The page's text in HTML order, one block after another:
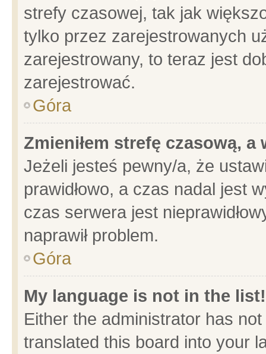
strefy czasowej, tak jak
tylko przez zarejestrowanych
zarejestrowany, to teraz jest
zarejestrować.
Góra
Zmieniłem strefę czasową,
Jeżeli jesteś pewny/a, że
prawidłowo, a czas nadal jest
czas serwera jest
naprawił problem.
Góra
My language is not in the list!
Either the administrator has
translated this board into your